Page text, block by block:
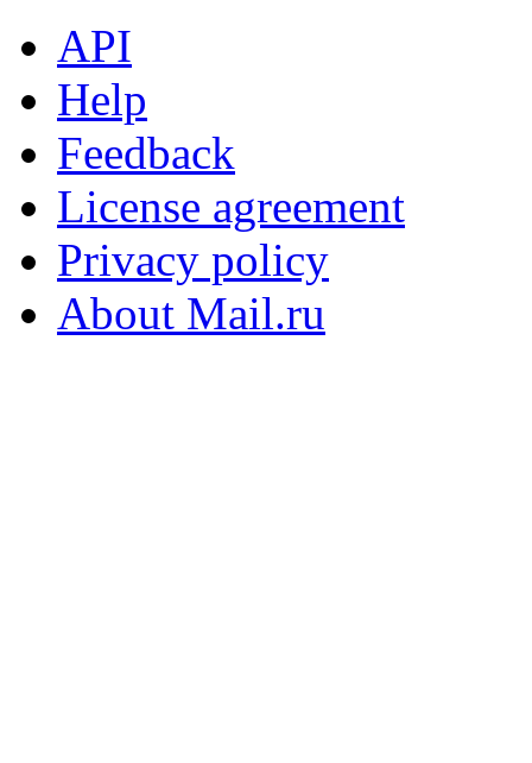
API
Help
Feedback
License agreement
Privacy policy
About Mail.ru